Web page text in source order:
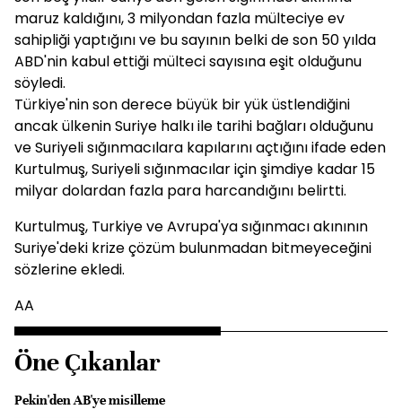
maruz kaldığını, 3 milyondan fazla mülteciye ev
sahipliği yaptığını ve bu sayının belki de son 50 yılda
ABD'nin kabul ettiği mülteci sayısına eşit olduğunu
söyledi.
Türkiye'nin son derece büyük bir yük üstlendiğini
ancak ülkenin Suriye halkı ile tarihi bağları olduğunu
ve Suriyeli sığınmacılara kapılarını açtığını ifade eden
Kurtulmuş, Suriyeli sığınmacılar için şimdiye kadar 15
milyar dolardan fazla para harcandığını belirtti.
Kurtulmuş, Turkiye ve Avrupa'ya sığınmacı akınının
Suriye'deki krize çözüm bulunmadan bitmeyeceğini
sözlerine ekledi.
AA
Öne Çıkanlar
Pekin'den AB'ye misilleme